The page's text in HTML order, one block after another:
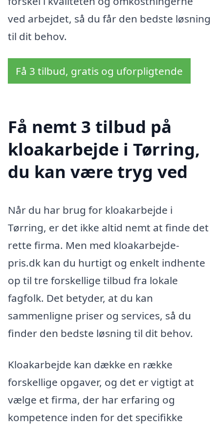
ved arbejdet, så du får den bedste løsning
til dit behov.
Få 3 tilbud, gratis og uforpligtende
Få nemt 3 tilbud på
kloakarbejde i Tørring,
du kan være tryg ved
Når du har brug for kloakarbejde i
Tørring, er det ikke altid nemt at finde det
rette firma. Men med kloakarbejde-
pris.dk kan du hurtigt og enkelt indhente
op til tre forskellige tilbud fra lokale
fagfolk. Det betyder, at du kan
sammenligne priser og services, så du
finder den bedste løsning til dit behov.
Kloakarbejde kan dække en række
forskellige opgaver, og det er vigtigt at
vælge et firma, der har erfaring og
kompetence inden for det specifikke